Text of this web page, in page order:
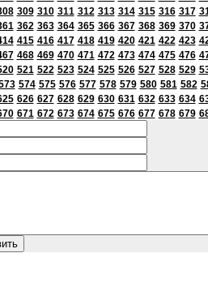
309 310 311 312 313 314 315 316 317
362 363 364 365 366 367 368 369 370
415 416 417 418 419 420 421 422 423
468 469 470 471 472 473 474 475 476
521 522 523 524 525 526 527 528 529
574 575 576 577 578 579 580 581 582
626 627 628 629 630 631 632 633 634
671 672 673 674 675 676 677 678 679